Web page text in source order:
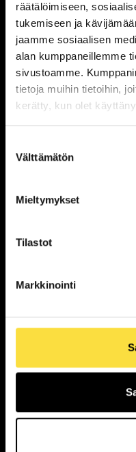
räätälöimiseen,
tukemiseen ja
jaamme sosiaalisen
alan kumppaneillemme
sivustoamme.
tietoja muihin tietoihin,
kerätty, kun olet
valinta
Välttämätön
Mieltymykset
Tilastot
Markkinointi
T